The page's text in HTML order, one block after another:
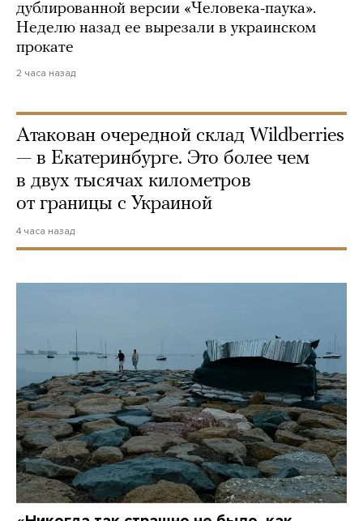
дублированной версии «Человека-паука».
Неделю назад ее вырезали в украинском
прокате
2 часа назад
Атакован очередной склад Wildberries
— в Екатеринбурге. Это более чем
в двух тысячах километров
от границы с Украиной
4 часа назад